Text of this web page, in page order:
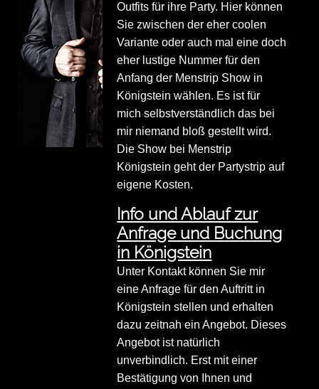
Outfits für ihre Party. Hier können
Sie zwischen der eher coolen
Variante oder auch mal eine doch
eher lustige Nummer für den
Anfang der Menstrip Show in
Königstein wählen. Es ist für
mich selbstverständlich das bei
mir niemand bloß gestellt wird.
Die Show bei Menstrip
Königstein geht der Partystrip auf
eigene Kosten.
Info und Ablauf zur
Anfrage und Buchung
in Königstein
Unter Kontakt können Sie mir
eine Anfrage für den Auftritt in
Königstein stellen und erhalten
dazu zeitnah ein Angebot. Dieses
Angebot ist natürlich
unverbindlich. Erst mit einer
Bestätigung von Ihnen und